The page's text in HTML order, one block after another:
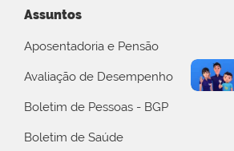
Assuntos
Aposentadoria e Pensão
Avaliação de Desempenho
Boletim de Pessoas - BGP
Boletim de Saúde